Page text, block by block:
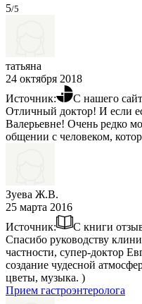
5/5
татьяна
24 октября 2018
Источник:
С нашего
Отличный доктор! И если
Валерьевне! Очень редко
общении с человеком,
Зуева Ж.В.
25 марта 2016
Источник:
С книги
Спасибо руководству
частности, супер-доктор
создание чудесной
цветы, музыка. )
Прием гастроэнтеролога